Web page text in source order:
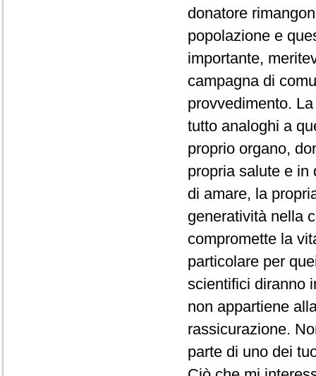
donatore
popolazione e
importante,
campagna di
provvedimento.
tutto analoghi a
proprio organo,
propria salute e in
di amare, la
generatività nella
compromette la
particolare per
scientifici diranno
non appartiene
rassicurazione.
parte di uno dei